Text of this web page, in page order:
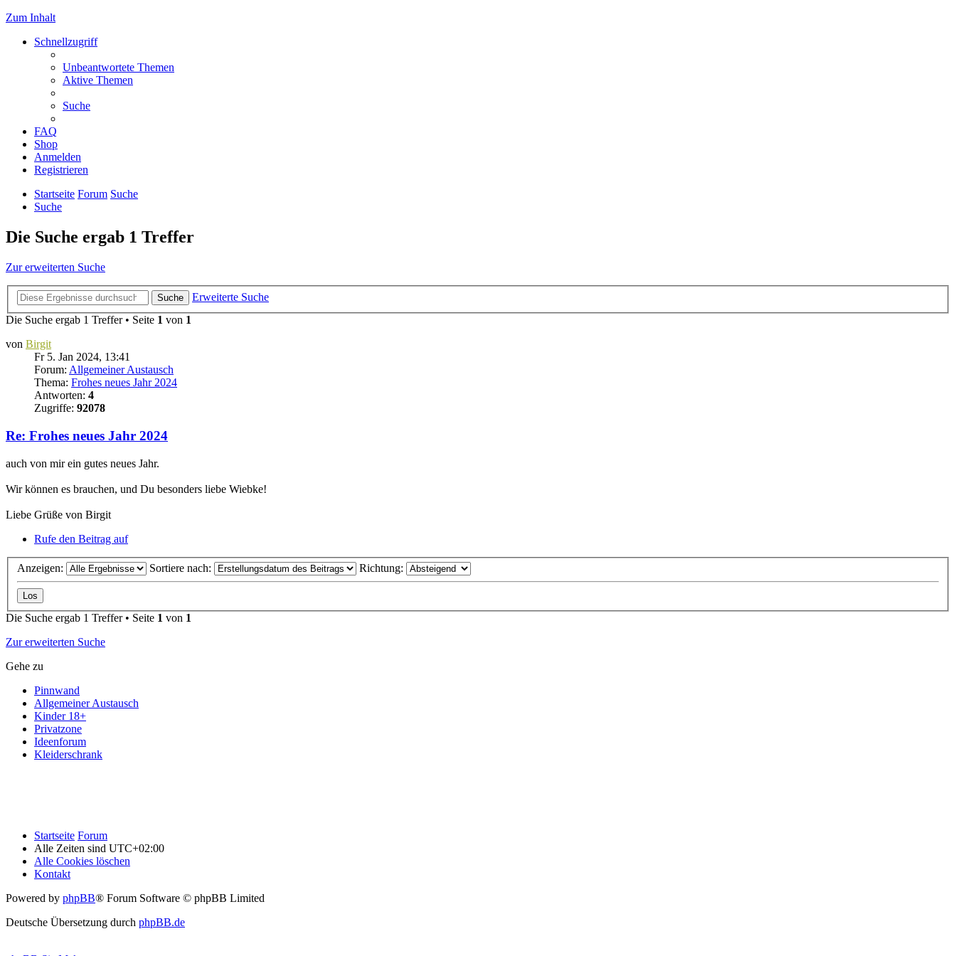
Zum Inhalt
Schnellzugriff
Unbeantwortete Themen
Aktive Themen
Suche
FAQ
Shop
Anmelden
Registrieren
Startseite Forum Suche
Suche
Die Suche ergab 1 Treffer
Zur erweiterten Suche
Suche
Erweiterte Suche
Die Suche ergab 1 Treffer • Seite 1 von 1
von Birgit
Fr 5. Jan 2024, 13:41
Forum: Allgemeiner Austausch
Thema: Frohes neues Jahr 2024
Antworten: 4
Zugriffe: 92078
Re: Frohes neues Jahr 2024
auch von mir ein gutes neues Jahr.
Wir können es brauchen, und Du besonders liebe Wiebke!
Liebe Grüße von Birgit
Rufe den Beitrag auf
Anzeigen: Sortiere nach: Richtung:
Die Suche ergab 1 Treffer • Seite 1 von 1
Zur erweiterten Suche
Gehe zu
Pinnwand
Allgemeiner Austausch
Kinder 18+
Privatzone
Ideenforum
Kleiderschrank
Startseite Forum
Alle Zeiten sind UTC+02:00
Alle Cookies löschen
Kontakt
Powered by phpBB® Forum Software © phpBB Limited
Deutsche Übersetzung durch phpBB.de